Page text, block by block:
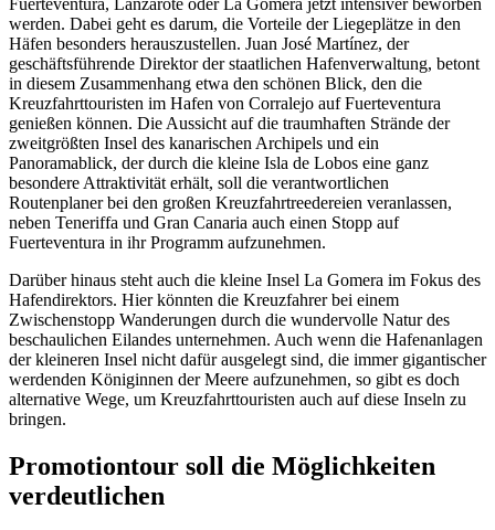
werden. Dabei geht es darum, die Vorteile der Liegeplätze in den
Häfen besonders herauszustellen. Juan José Martínez, der
geschäftsführende Direktor der staatlichen Hafenverwaltung, betont
in diesem Zusammenhang etwa den schönen Blick, den die
Kreuzfahrttouristen im Hafen von Corralejo auf Fuerteventura
genießen können. Die Aussicht auf die traumhaften Strände der
zweitgrößten Insel des kanarischen Archipels und ein
Panoramablick, der durch die kleine Isla de Lobos eine ganz
besondere Attraktivität erhält, soll die verantwortlichen
Routenplaner bei den großen Kreuzfahrtreedereien veranlassen,
neben Teneriffa und Gran Canaria auch einen Stopp auf
Fuerteventura in ihr Programm aufzunehmen.
Darüber hinaus steht auch die kleine Insel La Gomera im Fokus des
Hafendirektors. Hier könnten die Kreuzfahrer bei einem
Zwischenstopp Wanderungen durch die wundervolle Natur des
beschaulichen Eilandes unternehmen. Auch wenn die Hafenanlagen
der kleineren Insel nicht dafür ausgelegt sind, die immer gigantischer
werdenden Königinnen der Meere aufzunehmen, so gibt es doch
alternative Wege, um Kreuzfahrttouristen auch auf diese Inseln zu
bringen.
Promotiontour soll die Möglichkeiten
verdeutlichen